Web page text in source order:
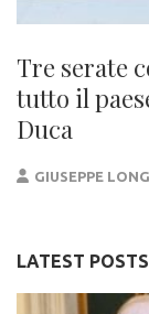
Tre serate
tutto il
Duca
GIUSEPPE
LATEST